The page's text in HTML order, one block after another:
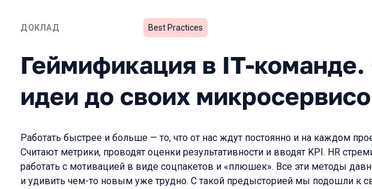
ДОКЛАД
Геймификация в IT-команде. От
Best Practices
Геймификация в IT-команде.
идеи до своих
Работать быстрее и больше — то, что от нас ждут постоянно и на каждом
Считают метрики, проводят оценки результативности и вводят KPI. HR
работать с мотивацией в виде соцпакетов и «плюшек». Все эти методы
и удивить чем-то новым уже трудно. С такой предысторией мы подошли к